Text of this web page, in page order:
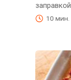
заправкой
10 мин.